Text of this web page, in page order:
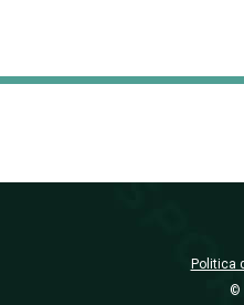
Politica
©